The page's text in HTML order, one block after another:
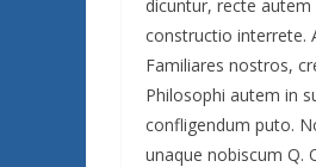
dicuntur, recte
constructio interrete.
Familiares nostros,
Philosophi autem in
confligendum puto.
unaque nobiscum Q.